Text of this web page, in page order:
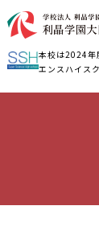
本校は2024年
エンスハイス